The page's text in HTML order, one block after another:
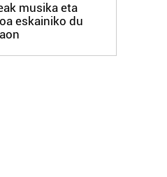
musika eta
eskainiko du